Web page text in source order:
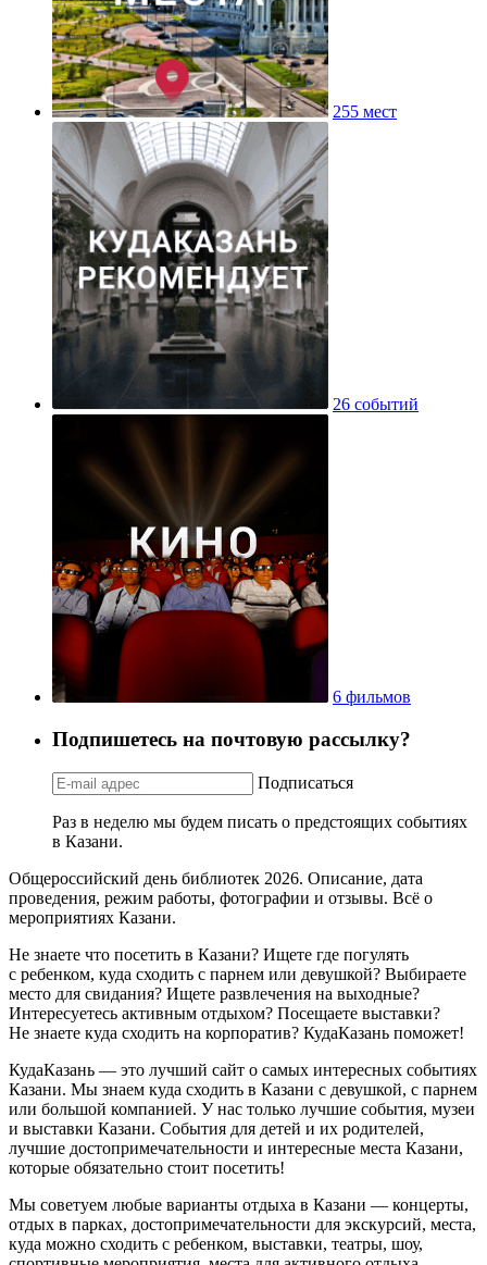
255 мест
26 событий
6 фильмов
Подпишетесь на почтовую рассылку?
Подписаться
Раз в неделю мы будем писать о предстоящих событиях
в Казани.
Общероссийский день библиотек 2026. Описание, дата
проведения, режим работы, фотографии и отзывы. Всё о
мероприятиях Казани.
Не знаете что посетить в Казани? Ищете где погулять
с ребенком, куда сходить с парнем или девушкой? Выбираете
место для свидания? Ищете развлечения на выходные?
Интересуетесь активным отдыхом? Посещаете выставки?
Не знаете куда сходить на корпоратив? КудаКазань поможет!
КудаКазань — это лучший сайт о самых интересных событиях
Казани. Мы знаем куда сходить в Казани с девушкой, с парнем
или большой компанией. У нас только лучшие события, музеи
и выставки Казани. События для детей и их родителей,
лучшие достопримечательности и интересные места Казани,
которые обязательно стоит посетить!
Мы советуем любые варианты отдыха в Казани — концерты,
отдых в парках, достопримечательности для экскурсий, места,
куда можно сходить с ребенком, выставки, театры, шоу,